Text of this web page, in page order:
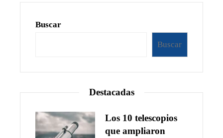
Buscar
Buscar
Destacadas
Los 10 telescopios
que ampliaron